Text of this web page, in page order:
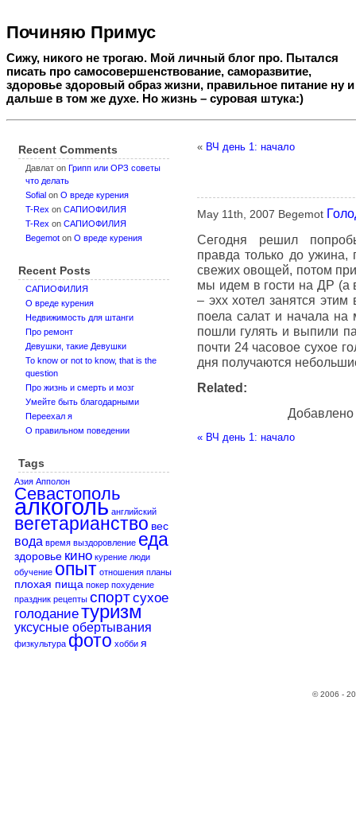
Починяю Примус
Сижу, никого не трогаю. Мой личный блог про. Пытался
писать про самосовершенствование, саморазвитие,
здоровье здоровый образ жизни, правильное питание ну и
дальше в том же духе. Но жизнь – суровая штука:)
Recent Comments
Давлат on Грипп или ОРЗ советы
что делать
Sofial on О вреде курения
T-Rex on САПИОФИЛИЯ
T-Rex on САПИОФИЛИЯ
Begemot on О вреде курения
Recent Posts
САПИОФИЛИЯ
О вреде курения
Недвижимость для штанги
Про ремонт
Девушки, такие Девушки
To know or not to know, that is the
question
Про жизнь и смерть и мозг
Умейте быть благодарными
Переехал я
О правильном поведении
Tags
Азия Апполон
Севастополь
алкоголь английский
вегетарианство вес
вода время выздоровление еда
здоровье кино курение люди
обучение опыт отношения планы
плохая пища покер похудение
праздник рецепты спортсухое
голоданиетуризм
уксусные обертывания
физкультура фото хобби я
« ВЧ день 1: начало
May 11th, 2007 Begemot
Сегодня решил
правда только до
свежих овощей, потом
мы идем в гости на ДР (а
– эхх хотел занятся
поела салат и начала
пошли гулять и выпили
почти 24 часовое сухое
дня получаются
Related:
« ВЧ день 1: начало
© 2006 -